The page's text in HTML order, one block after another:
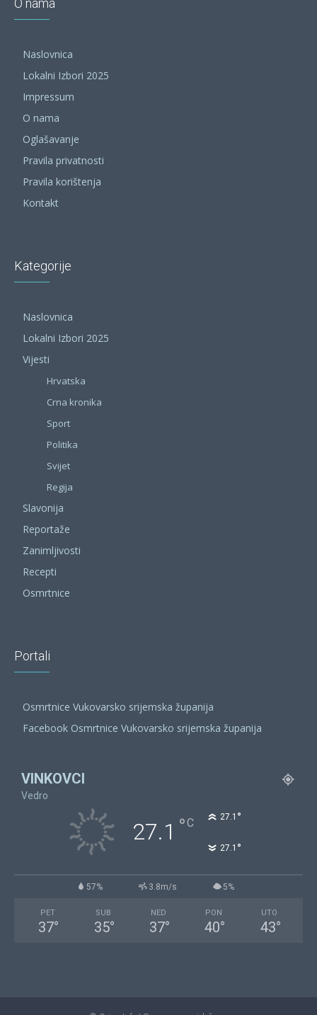
O nama
Naslovnica
Lokalni Izbori 2025
Impressum
O nama
Oglašavanje
Pravila privatnosti
Pravila korištenja
Kontakt
Kategorije
Naslovnica
Lokalni Izbori 2025
Vijesti
Hrvatska
Crna kronika
Sport
Politika
Svijet
Regija
Slavonija
Reportaže
Zanimljivosti
Recepti
Osmrtnice
Portali
Osmrtnice Vukovarsko srijemska županija
Facebook Osmrtnice Vukovarsko srijemska županija
VINKOVCI
Vedro
27.1 °C 27.1 °
27.1 °
57% 3.8m/s 5%
PET
37°
SUB
35°
NED
37°
PON
40°
UTO
43°